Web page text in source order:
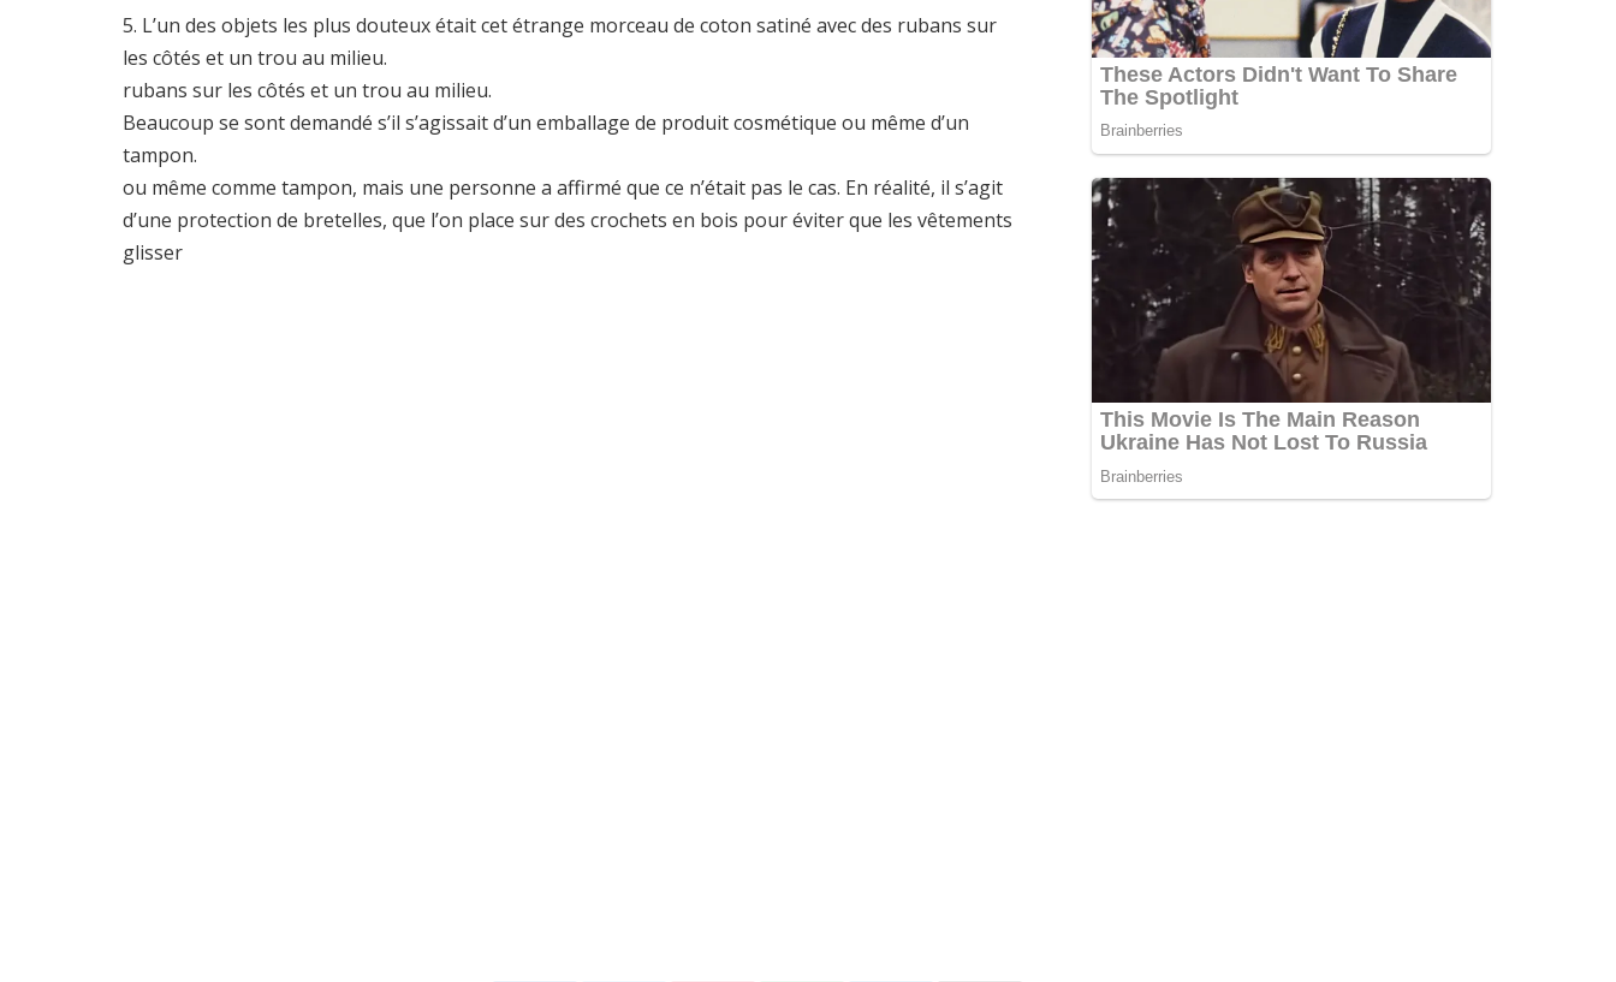
5. L’un des objets les plus douteux était cet étrange morceau de coton satiné avec des rubans sur
les côtés et un trou au milieu.
rubans sur les côtés et un trou au milieu.
Beaucoup se sont demandé s’il s’agissait d’un emballage de produit cosmétique ou même d’un
tampon.
ou même comme tampon, mais une personne a affirmé que ce n’était pas le cas. En réalité, il s’agit
d’une protection de bretelles, que l’on place sur des crochets en bois pour éviter que les vêtements
glisser